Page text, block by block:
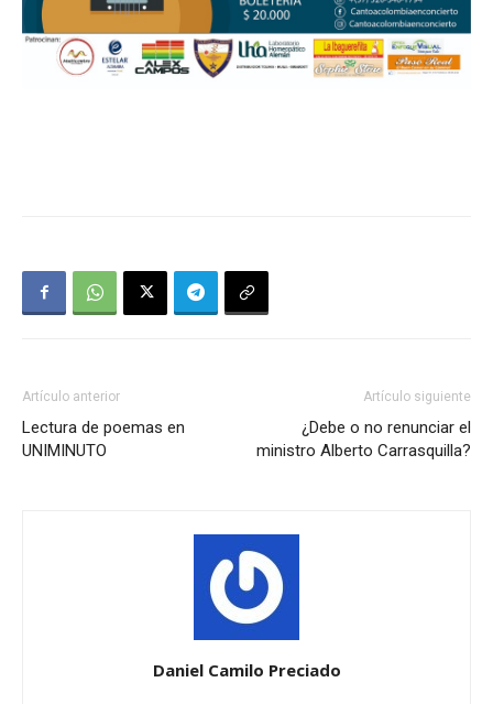
Artículo anterior
Lectura de poemas en
UNIMINUTO
Artículo siguiente
¿Debe o no renunciar el
ministro Alberto Carrasquilla?
Daniel Camilo Preciado